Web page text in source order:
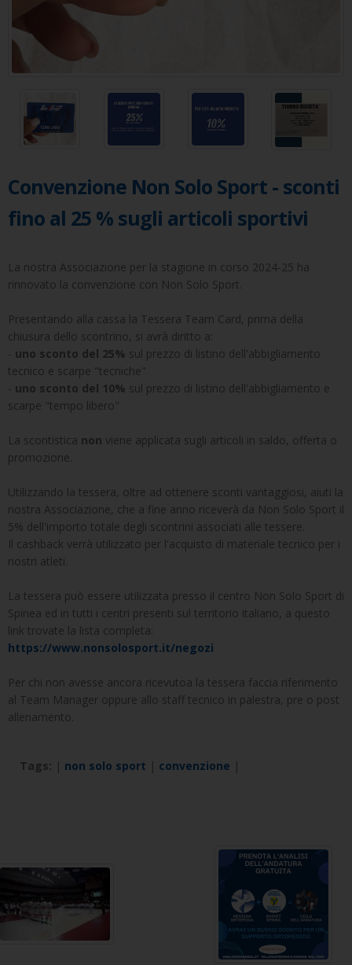
Convenzione Non Solo Sport - sconti
fino al 25 % sugli articoli sportivi
La nostra Associazione per la stagione in corso 2024-25 ha
rinnovato la convenzione con Non Solo Sport.
Presentando alla cassa la Tessera Team Card, prima della
chiusura dello scontrino, si avrà diritto a:
- uno sconto del 25% sul prezzo di listino dell'abbigliamento
tecnico e scarpe "tecniche"
- uno sconto del 10% sul prezzo di listino dell'abbigliamento e
scarpe "tempo libero"
La scontistica non viene applicata sugli articoli in saldo, offerta o
promozione.
Utilizzando la tessera, oltre ad ottenere sconti vantaggiosi, aiuti la
nostra Associazione, che a fine anno riceverà da Non Solo Sport il
5% dell'importo totale degli scontrini associati alle tessere.
Il cashback verrà utilizzato per l'acquisto di materiale tecnico per i
nostri atleti.
La tessera può essere utilizzata presso il centro Non Solo Sport di
Spinea ed in tutti i centri presenti sul territorio italiano, a questo
link trovate la lista completa:
https://www.nonsolosport.it/negozi
Per chi non avesse ancora ricevutoa la tessera faccia riferimento
al Team Manager oppure allo staff tecnico in palestra, pre o post
allenamento.
Tags: | non solo sport | convenzione |